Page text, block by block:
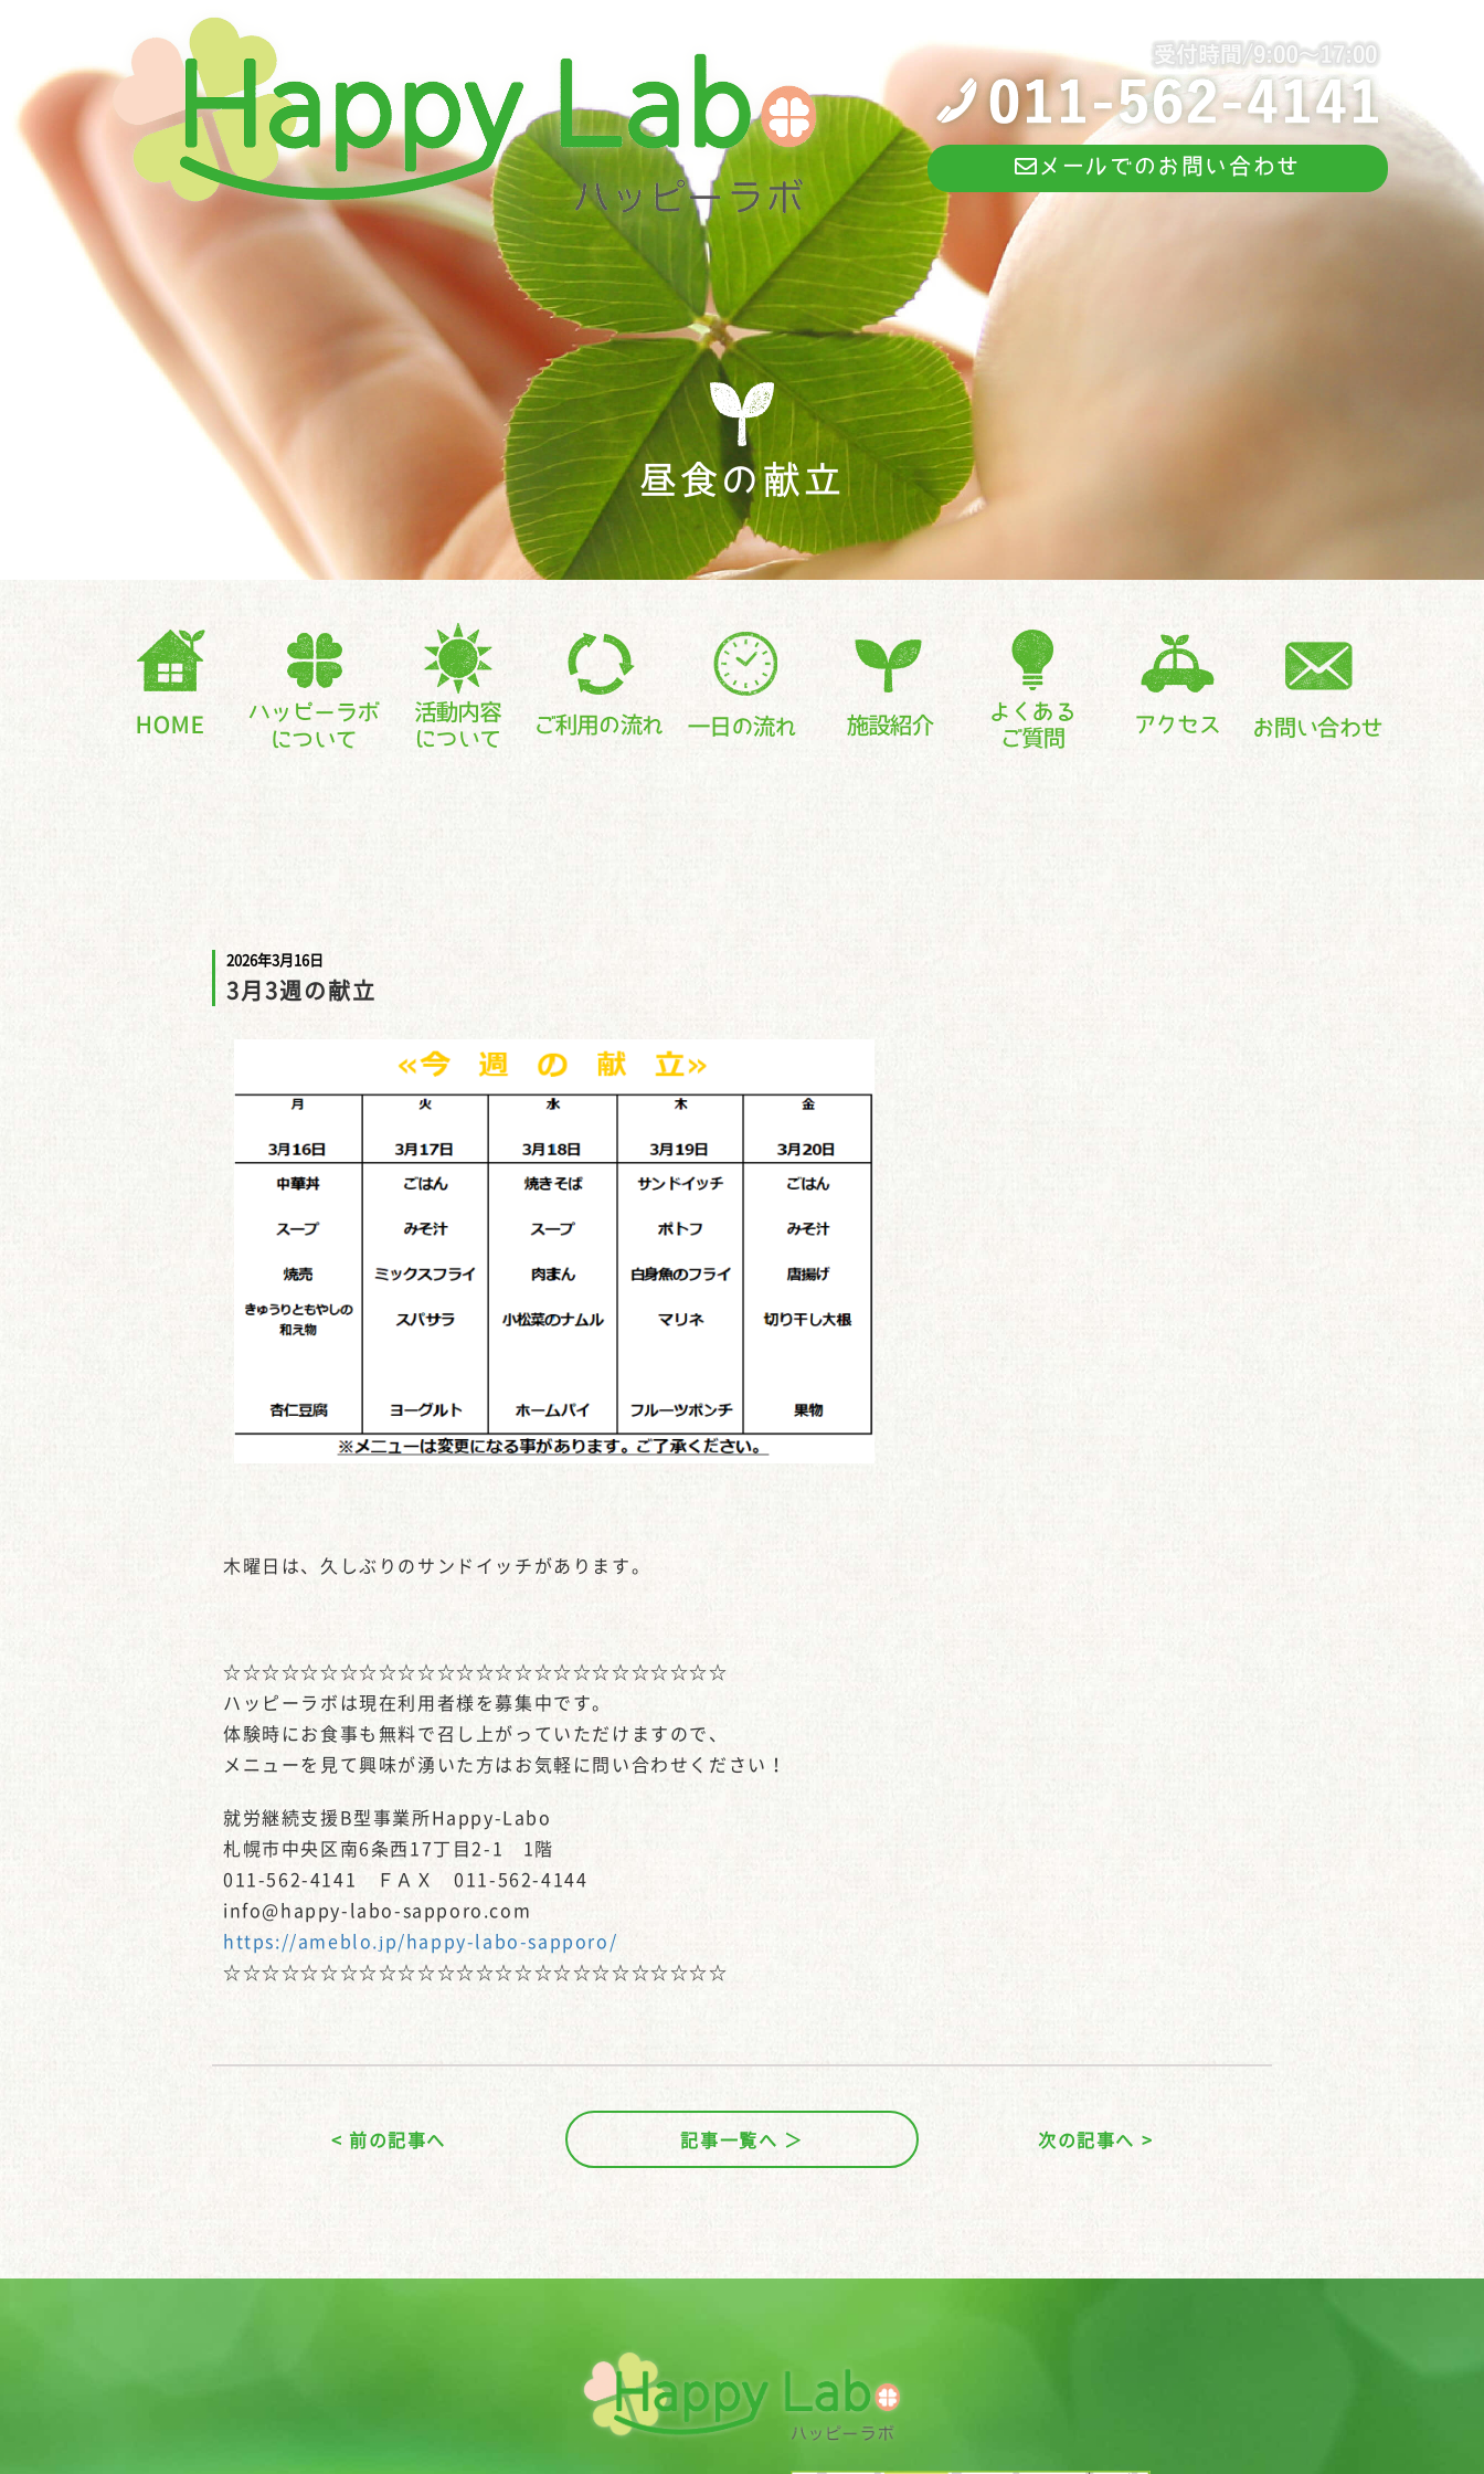
メールでのお問い合わせ
昼食の献立
2026年3月16日
3月3週の献立
木曜日は、久しぶりのサンドイッチがあります。
☆☆☆☆☆☆☆☆☆☆☆☆☆☆☆☆☆☆☆☆☆☆☆☆☆☆
ハッピーラボは現在利用者様を募集中です。
体験時にお食事も無料で召し上がっていただけますので、
メニューを見て興味が湧いた方はお気軽に問い合わせください！
就労継続支援B型事業所Happy-Labo
札幌市中央区南6条西17丁目2-1 1階
011-562-4141 ＦＡＸ 011-562-4144
info@happy-labo-sapporo.com
https://ameblo.jp/happy-labo-sapporo/
☆☆☆☆☆☆☆☆☆☆☆☆☆☆☆☆☆☆☆☆☆☆☆☆☆☆
< 前の記事へ 記事一覧へ ＞ 次の記事へ >